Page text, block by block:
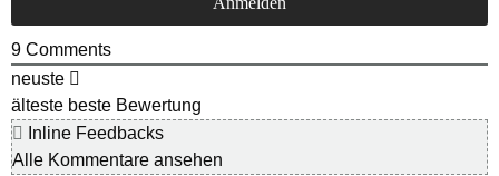
9 Comments
neuste
älteste beste Bewertung
Inline Feedbacks
Alle Kommentare ansehen